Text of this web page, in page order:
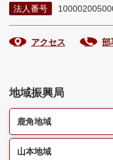
法人番号
アクセス 部
地域振興局
鹿角地域
山本地域